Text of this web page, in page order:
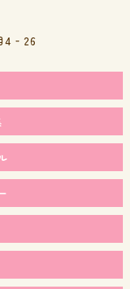
4‐26